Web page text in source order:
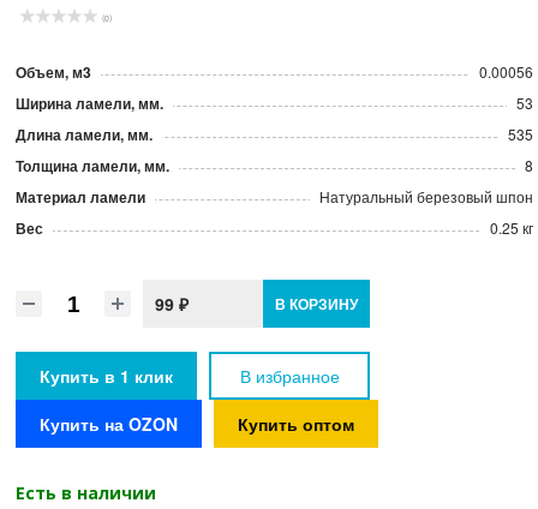
(0)
Объем, м3 0.00056
Ширина ламели, мм. 53
Длина ламели, мм. 535
Толщина ламели, мм. 8
Материал ламели Натуральный березовый шпон
Вес 0.25 кг
99 ₽ В КОРЗИНУ
Купить в 1 клик
В избранное
Купить на OZON
Купить оптом
Есть в наличии